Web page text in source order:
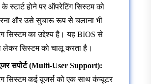
स्टार्ट होने पर ऑपरेटिंग सिस्टम को
और उसे सुचारू रूप से चलाना भी
सिस्टम का उद्देश्य है। यह BIOS से
लेकर सिस्टम को चालू करता है।
सपोर्ट (Multi-User Support):
सिस्टम कई यूजर्स को एक साथ कंप्यूटर